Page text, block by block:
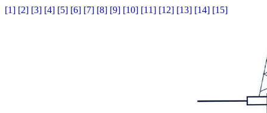
[1] [2] [3] [4] [5] [6] [7] [8] [9] [10] [11] [12] [13] [14] [15]